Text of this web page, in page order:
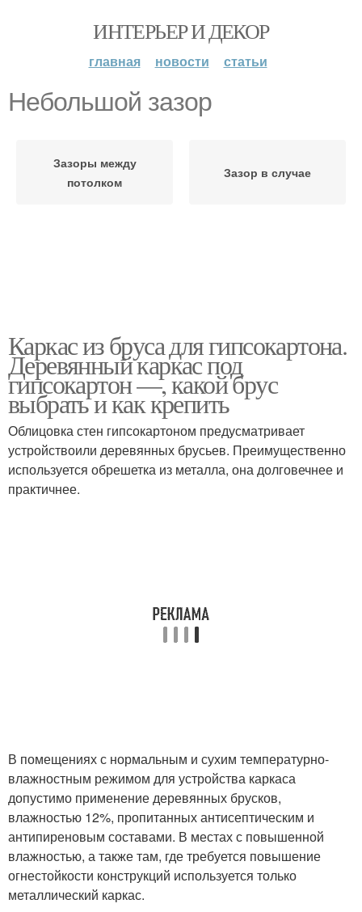
ИНТЕРЬЕР И ДЕКОР
главная новости статьи
Небольшой зазор
Зазоры между
потолком
Зазор в случае
Каркас из бруса для гипсокартона.
Деревянный каркас под
гипсокартон —, какой брус
выбрать и как крепить
Облицовка стен гипсокартоном предусматривает
устройствоили деревянных брусьев. Преимущественно
используется обрешетка из металла, она долговечнее и
практичнее.
В помещениях с нормальным и сухим температурно-
влажностным режимом для устройства каркаса
допустимо применение деревянных брусков,
влажностью 12%, пропитанных антисептическим и
антипиреновым составами. В местах с повышенной
влажностью, а также там, где требуется повышение
огнестойкости конструкций используется только
металлический каркас.